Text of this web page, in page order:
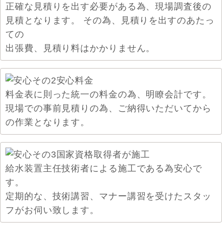
正確な見積りを出す必要がある為、現場調査後の
見積となります。 その為、見積りを出すのあたっ
ての
出張費、見積り料はかかりません。
料金表に則った統一の料金の為、明瞭会計です。
現場での事前見積りの為、ご納得いただいてから
の作業となります。
給水装置主任技術者による施工である為安心で
す。
定期的な、技術講習、マナー講習を受けたスタッ
フがお伺い致します。